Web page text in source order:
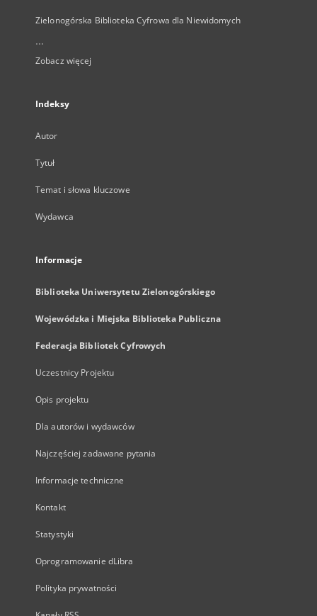
Zielonogórska Biblioteka Cyfrowa dla Niewidomych
...
Zobacz więcej
Indeksy
Autor
Tytuł
Temat i słowa kluczowe
Wydawca
Informacje
Biblioteka Uniwersytetu Zielonogórskiego
Wojewódzka i Miejska Biblioteka Publiczna
Federacja Bibliotek Cyfrowych
Uczestnicy Projektu
Opis projektu
Dla autorów i wydawców
Najczęściej zadawane pytania
Informacje techniczne
Kontakt
Statystyki
Oprogramowanie dLibra
Polityka prywatności